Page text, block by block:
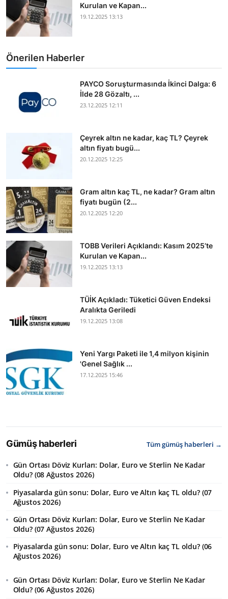
Kurulan ve Kapan...
19.12.2025 13:13
Önerilen Haberler
PAYCO Soruşturmasında İkinci Dalga: 6
İlde 28 Gözaltı, ...
23.12.2025 12:11
Çeyrek altın ne kadar, kaç TL? Çeyrek
altın fiyatı bugü...
20.12.2025 12:25
Gram altın kaç TL, ne kadar? Gram altın
fiyatı bugün (2...
20.12.2025 12:20
TOBB Verileri Açıklandı: Kasım 2025’te
Kurulan ve Kapan...
19.12.2025 13:13
TÜİK Açıkladı: Tüketici Güven Endeksi
Aralıkta Geriledi
19.12.2025 13:08
Yeni Yargı Paketi ile 1,4 milyon kişinin
'Genel Sağlık ...
17.12.2025 15:46
Gümüş haberleri Tüm gümüş haberleri →
Gün Ortası Döviz Kurları: Dolar, Euro ve Sterlin Ne Kadar
Oldu? (08 Ağustos 2026)
Piyasalarda gün sonu: Dolar, Euro ve Altın kaç TL oldu? (07
Ağustos 2026)
Gün Ortası Döviz Kurları: Dolar, Euro ve Sterlin Ne Kadar
Oldu? (07 Ağustos 2026)
Piyasalarda gün sonu: Dolar, Euro ve Altın kaç TL oldu? (06
Ağustos 2026)
Gün Ortası Döviz Kurları: Dolar, Euro ve Sterlin Ne Kadar
Oldu? (06 Ağustos 2026)